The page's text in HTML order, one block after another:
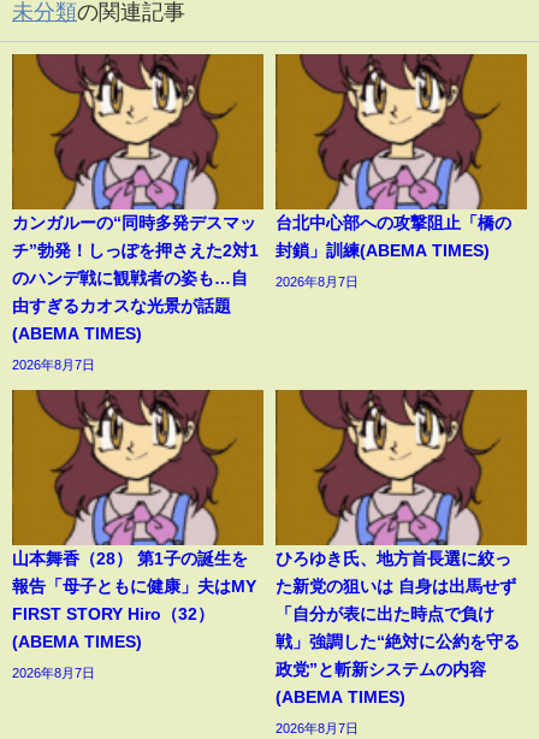
未分類の関連記事
カンガルーの“同時多発デスマッ
チ”勃発！しっぽを押さえた2対1
のハンデ戦に観戦者の姿も…自
由すぎるカオスな光景が話題
(ABEMA TIMES)
2026年8月7日
台北中心部への攻撃阻止「橋の
封鎖」訓練(ABEMA TIMES)
2026年8月7日
山本舞香（28） 第1子の誕生を
報告「母子ともに健康」夫はMY
FIRST STORY Hiro（32）
(ABEMA TIMES)
2026年8月7日
ひろゆき氏、地方首長選に絞っ
た新党の狙いは 自身は出馬せず
「自分が表に出た時点で負け
戦」強調した“絶対に公約を守る
政党”と斬新システムの内容
(ABEMA TIMES)
2026年8月7日